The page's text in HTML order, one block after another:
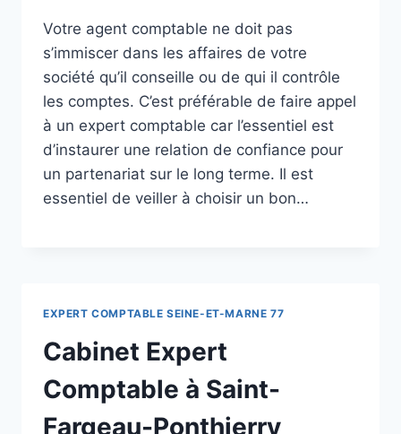
Votre agent comptable ne doit pas
s’immiscer dans les affaires de votre
société qu’il conseille ou de qui il contrôle
les comptes. C’est préférable de faire appel
à un expert comptable car l’essentiel est
d’instaurer une relation de confiance pour
un partenariat sur le long terme. Il est
essentiel de veiller à choisir un bon…
EXPERT COMPTABLE SEINE-ET-MARNE 77
Cabinet Expert
Comptable à Saint-
Fargeau-Ponthierry